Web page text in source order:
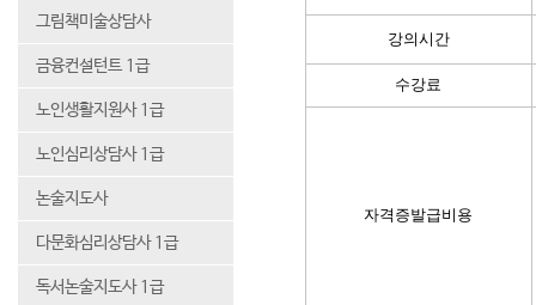
그림책미술상담사
금융컨설턴트 1급
노인생활지원사 1급
노인심리상담사 1급
논술지도사
다문화심리상담사 1급
독서논술지도사 1급
강의시간
수강료
자격증발급비용